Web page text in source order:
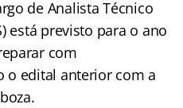
de Analista Técnico
está previsto para o ano
com
o edital anterior com a